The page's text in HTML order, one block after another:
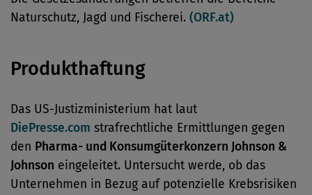
Naturschutz, Jagd und Fischerei. (ORF.at)
Produkthaftung
Das US-Justizministerium hat laut
DiePresse.com strafrechtliche Ermittlungen gegen
den Pharma- und Konsumgüterkonzern Johnson &
Johnson eingeleitet. Untersucht werde, ob das
Unternehmen in Bezug auf potenzielle Krebsrisiken